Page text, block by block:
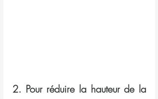
2. Pour réduire la hauteur de la